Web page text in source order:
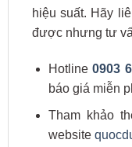
hiệu suất. Hãy
được nhưng tư
Hotline0903
báo giá miễn
Tham khảo
website